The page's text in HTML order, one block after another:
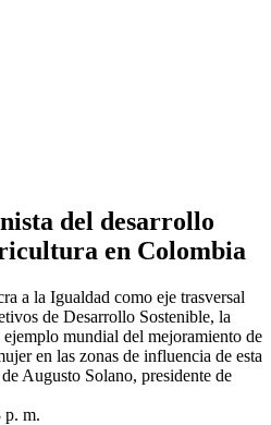
del desarrollo
en Colombia
a la Igualdad como eje trasversal
de Desarrollo Sostenible, la
mundial del mejoramiento de
en las zonas de influencia de esta
Augusto Solano, presidente de
p. m.